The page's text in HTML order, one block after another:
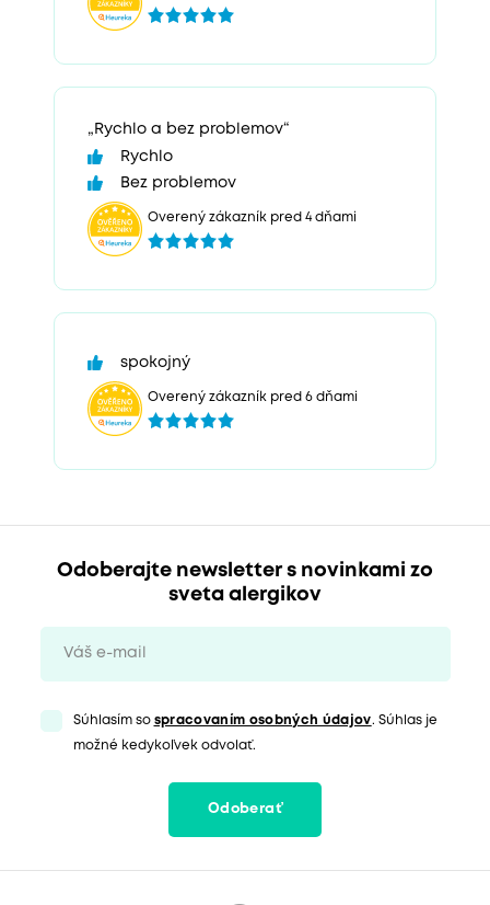
„Rychlo a bez problemov“
Rychlo
Bez problemov
Overený zákazník pred 4 dňami
spokojný
Overený zákazník pred 6 dňami
Odoberajte newsletter s novinkami zo
sveta alergikov
Súhlasím so spracovaním osobných údajov. Súhlas je
možné kedykoľvek odvolať.
Odoberať